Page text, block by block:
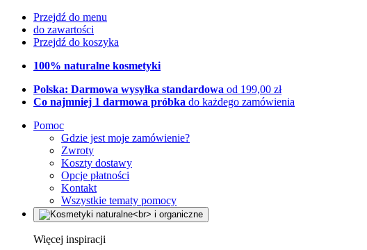
Przejdź do menu
do zawartości
Przejdź do koszyka
100% naturalne kosmetyki
Polska: Darmowa wysyłka standardowa od 199,00 zł
Co najmniej 1 darmowa próbka do każdego zamówienia
Pomoc
Gdzie jest moje zamówienie?
Zwroty
Koszty dostawy
Opcje płatności
Kontakt
Wszystkie tematy pomocy
Więcej inspiracji